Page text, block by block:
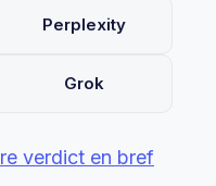
Perplexity
Grok
verdict en bref